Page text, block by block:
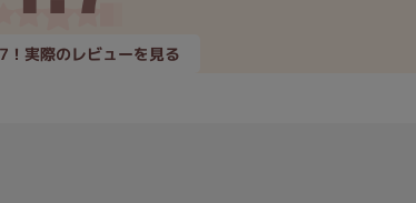
！実際のレビューを見る